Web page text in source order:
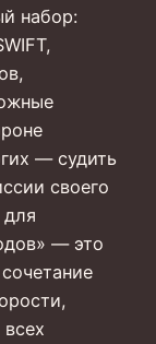
набор:
— судить
своего
— это